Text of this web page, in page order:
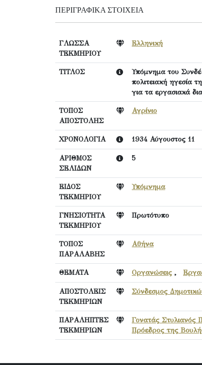
ΠΕΡΙΓΡΑΦΙΚΆ ΣΤΟΙΧΕΊΑ
ΓΛΩΣΣΑ
ΤΕΚΜΗΡΙΟΥ
Ελληνική
ΤΙΤΛΟΣ
Υπόμνημα του
πολιτειακή ηγεσία
για τα εργασιακά
ΤΟΠΟΣ
ΑΠΟΣΤΟΛΗΣ
Αγρίνιο
ΧΡΟΝΟΛΟΓΙΑ 1934 Αύγουστος 11
ΑΡΙΘΜΟΣ
ΣΕΛΙΔΩΝ
5
ΕΙΔΟΣ
ΤΕΚΜΗΡΙΟΥ
Υπόμνημα
ΓΝΗΣΙΟΤΗΤΑ
ΤΕΚΜΗΡΙΟΥ
Πρωτότυπο
ΤΟΠΟΣ
ΠΑΡΑΛΑΒΗΣ
Αθήνα
ΘΕΜΑΤΑ Οργανώσεις ,
ΑΠΟΣΤΟΛΕΙΣ
ΤΕΚΜΗΡΙΩΝ
Σύνδεσμος
ΠΑΡΑΛΗΠΤΕΣ
ΤΕΚΜΗΡΙΩΝ
Γονατάς Στυλιανός
Πρόεδρος της